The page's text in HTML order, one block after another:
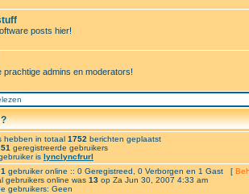
posts hier!
prachtige admins en moderators!
hebben in totaal 1752 berichten geplaatst
geregistreerde gebruikers
is lynclyncfrurl
1 gebruiker online :: 0 Geregistreed, 0 Verborgen en 1 Gast [
gebruikers online was 13 op Za Jun 30, 2007 4:33 am
gebruikers: Geen